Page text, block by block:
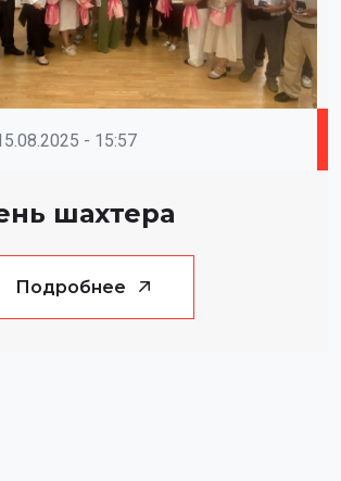
- 15:57
шахтера
Подробнее